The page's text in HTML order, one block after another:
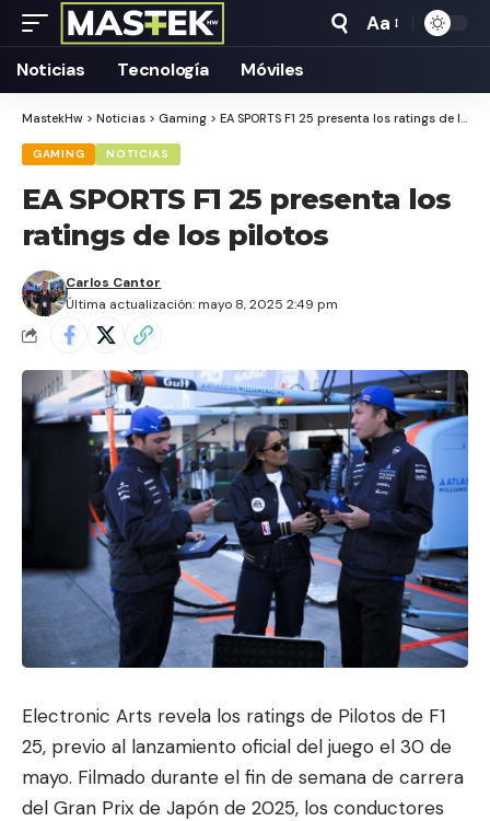
Tamaño
Aa
Noticias Tecnología Móviles
MastekHw > Noticias > Gaming > EA SPORTS F1 25 presenta los ratings de los pilotos
GAMING NOTICIAS
EA SPORTS F1 25 presenta los
ratings de los pilotos
Última actualización: mayo 8, 2025 2:49 pm
Carlos Cantor
Electronic Arts revela los ratings de Pilotos de F1
25, previo al lanzamiento oficial del juego el 30 de
mayo. Filmado durante el fin de semana de carrera
del Gran Prix de Japón de 2025, los conductores